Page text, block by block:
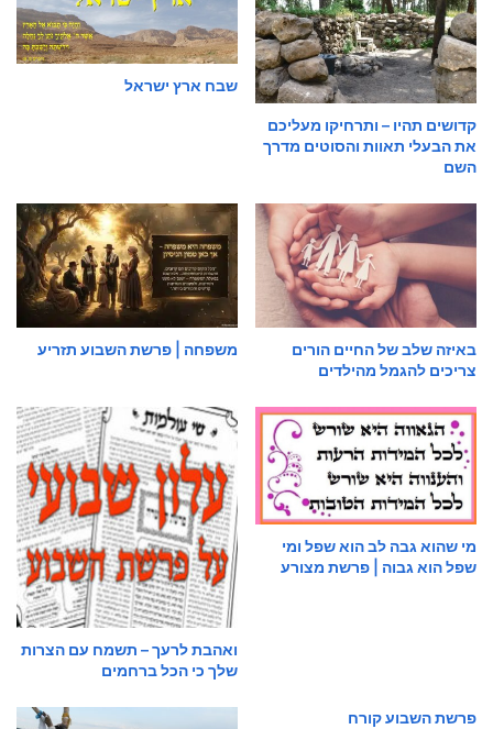
קדושים תהיו – ותרחיקו מעליכם
את הבעלי תאוות והסוטים מדרך
השם
שבח ארץ ישראל
באיזה שלב של החיים הורים
צריכים להגמל מהילדים
משפחה | פרשת השבוע תזריע
מי שהוא גבה לב הוא שפל ומי
שפל הוא גבוה | פרשת מצורע
ואהבת לרעך – תשמח עם הצרות
שלך כי הכל ברחמים
פרשת השבוע קורח